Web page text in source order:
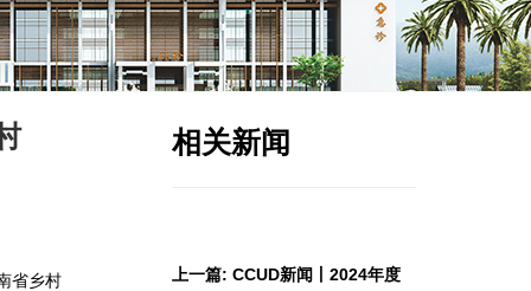
省乡村
相关新闻
上一篇: CCUD新闻丨2024年度